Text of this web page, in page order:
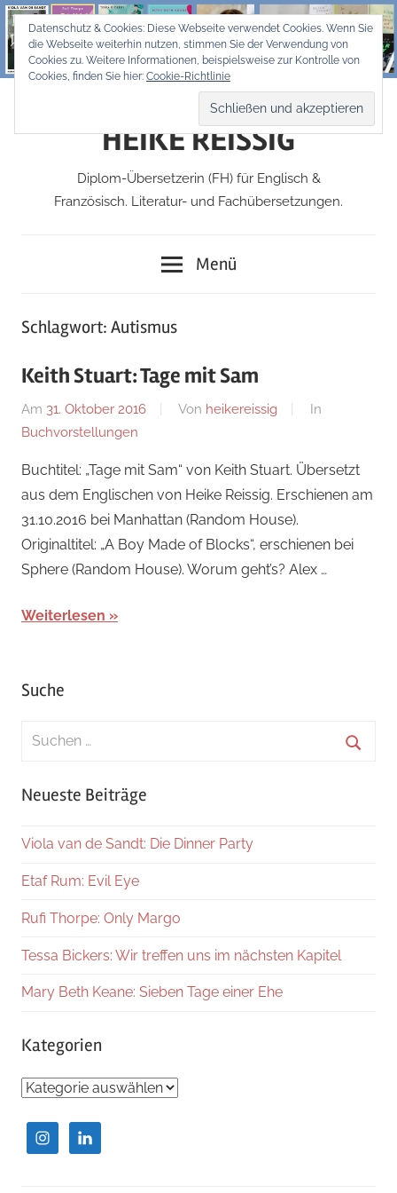
Zum
Inhalt
springen
HEIKE REISSIG
Diplom-Übersetzerin (FH) für Englisch &
Französisch. Literatur- und Fachübersetzungen.
Menü
Schlagwort: Autismus
Keith Stuart: Tage mit Sam
Am 31. Oktober 2016 Von heikereissig
In
Buchvorstellungen
Buchtitel: „Tage mit Sam“ von Keith Stuart. Übersetzt
aus dem Englischen von Heike Reissig. Erschienen am
31.10.2016 bei Manhattan (Random House).
Originaltitel: „A Boy Made of Blocks“, erschienen bei
Sphere (Random House). Worum geht’s? Alex …
Weiterlesen
Suche
Suchen
Neueste Beiträge
Viola van de Sandt: Die Dinner Party
Etaf Rum: Evil Eye
Rufi Thorpe: Only Margo
Tessa Bickers: Wir treffen uns im nächsten Kapitel
Mary Beth Keane: Sieben Tage einer Ehe
Kategorien
Kategorien
Datenschutz & Cookies: Diese Webseite verwendet Cookies. Wenn Sie
die Webseite weiterhin nutzen, stimmen Sie der Verwendung von
Cookies zu. Weitere Informationen, beispielsweise zur Kontrolle von
Cookies, finden Sie hier: Cookie-Richtlinie